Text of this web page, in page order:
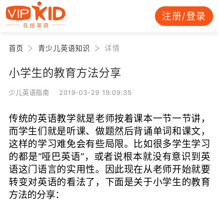
注册/登录
首页 青少儿英语知识 详情
小学生的教育方法分享
少儿英语指南 2019-03-29 19:09:35
传统的英语教学就是老师按着课本一节一节讲，
而学生们就是听课、做题然后背诵单词和课文，
这样的学习难免会有些局限。比如很多学生学习
的都是“哑巴英语”，或者说根本就没有意识到英
语这门语言的实用性。因此现在从老师开始就要
转变对英语的看法了，下面是关于小学生的教育
方法的分享：